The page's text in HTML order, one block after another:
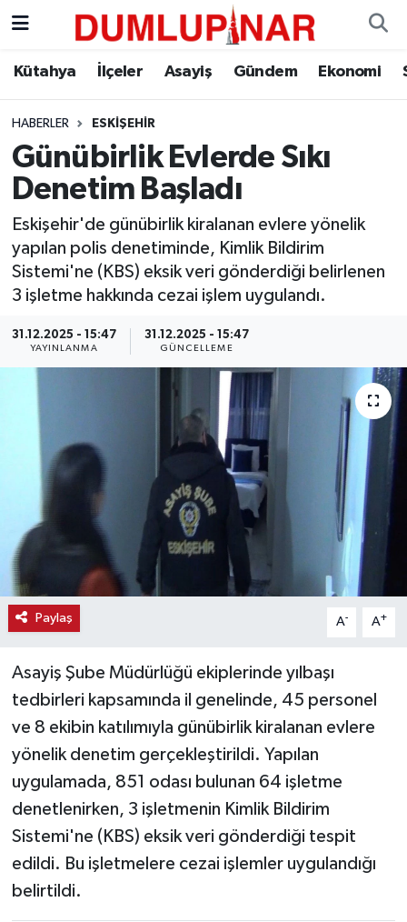
Kütahya İlçeler Asayiş Gündem Ekonomi
HABERLER ESKIŞEHIR
Günübirlik Evlerde Sıkı
Denetim Başladı
Eskişehir'de günübirlik kiralanan evlere yönelik
yapılan polis denetiminde, Kimlik Bildirim
Sistemi'ne (KBS) eksik veri gönderdiği belirlenen
3 işletme hakkında cezai işlem uygulandı.
31.12.2025 - 15:47
YAYINLANMA
31.12.2025 - 15:47
GÜNCELLEME
Paylaş A- A+
Asayiş Şube Müdürlüğü ekiplerinde yılbaşı
tedbirleri kapsamında il genelinde, 45 personel
ve 8 ekibin katılımıyla günübirlik kiralanan evlere
yönelik denetim gerçekleştirildi. Yapılan
uygulamada, 851 odası bulunan 64 işletme
denetlenirken, 3 işletmenin Kimlik Bildirim
Sistemi'ne (KBS) eksik veri gönderdiği tespit
edildi. Bu işletmelere cezai işlemler uygulandığı
belirtildi.
Asayiş
Diğer
Dünya
Ekonomi
Eleman
Emlak
Haber
Haber İlanlar
Kültür-Sanat
Magazin
Resmi İlanlar
Sağlık
Seri İlan
Siyaset
Spor
Teknoloji
Kütahya Hava Durumu
Kütahya Trafik Yoğunluk Haritası
Süper Lig Puan Durumu ve Fikstür
Son Dakika Haberleri
Haber Arşivi